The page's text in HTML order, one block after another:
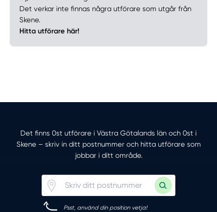
Det verkar inte finnas några utförare som utgår från
Skene.
Hitta utförare här!
Det finns 0st utförare i Västra Götalands län och 0st i
Skene – skriv in ditt postnummer och hitta utförare som
jobbar i ditt område.
Psst, använd din position vetja!